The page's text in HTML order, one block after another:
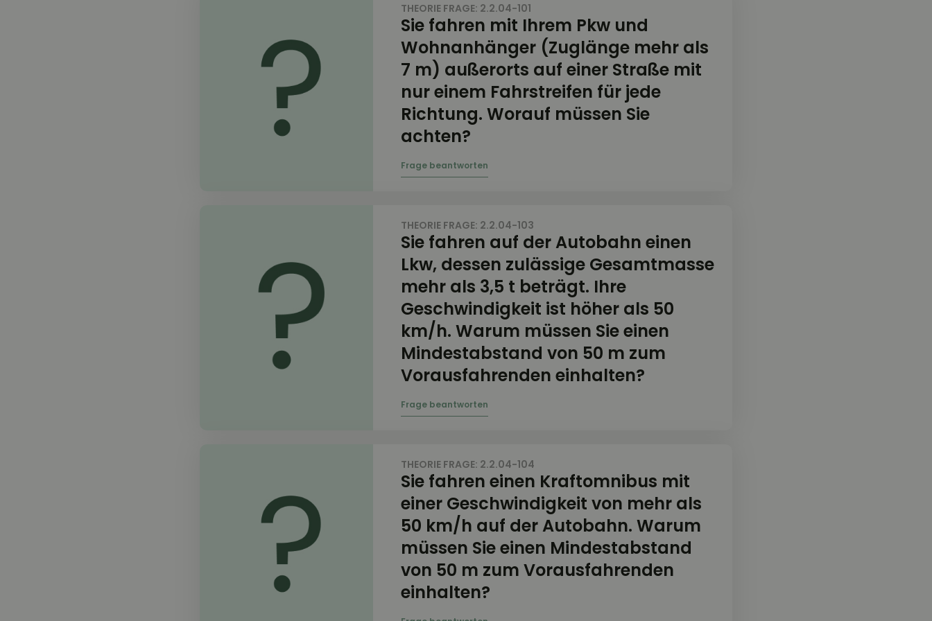
THEORIE FRAGE: 2.2.04-101
Sie fahren mit Ihrem Pkw und
Wohnanhänger (Zuglänge mehr als
7 m) außerorts auf einer Straße mit
nur einem Fahrstreifen für jede
Richtung. Worauf müssen Sie
achten?
THEORIE FRAGE: 2.2.04-103
Sie fahren auf der Autobahn einen
Lkw, dessen zulässige Gesamtmasse
mehr als 3,5 t beträgt. Ihre
Geschwindigkeit ist höher als 50
km/h. Warum müssen Sie einen
Mindestabstand von 50 m zum
Vorausfahrenden einhalten?
THEORIE FRAGE: 2.2.04-104
Sie fahren einen Kraftomnibus mit
einer Geschwindigkeit von mehr als
50 km/h auf der Autobahn. Warum
müssen Sie einen Mindestabstand
von 50 m zum Vorausfahrenden
einhalten?